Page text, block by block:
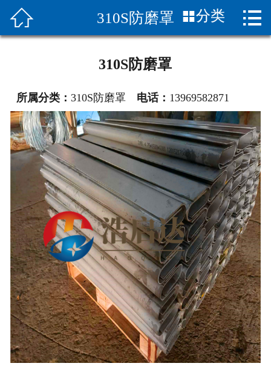
 首页
图片展示
客服服务
应用案列
联系我们
 310S防磨罩 分类 
310S防磨罩
所属分类：310S防磨罩 电话： 13969582871